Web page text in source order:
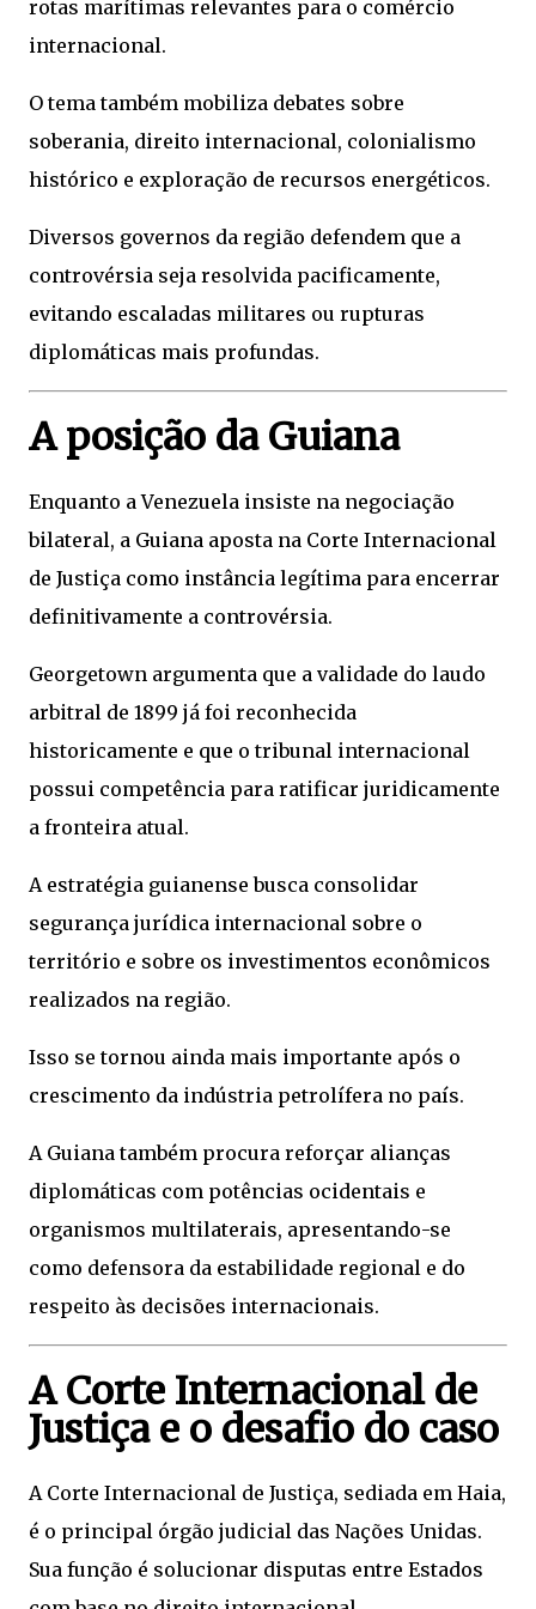
rotas marítimas relevantes para o comércio
internacional.
O tema também mobiliza debates sobre
soberania, direito internacional, colonialismo
histórico e exploração de recursos energéticos.
Diversos governos da região defendem que a
controvérsia seja resolvida pacificamente,
evitando escaladas militares ou rupturas
diplomáticas mais profundas.
A posição da Guiana
Enquanto a Venezuela insiste na negociação
bilateral, a Guiana aposta na Corte Internacional
de Justiça como instância legítima para encerrar
definitivamente a controvérsia.
Georgetown argumenta que a validade do laudo
arbitral de 1899 já foi reconhecida
historicamente e que o tribunal internacional
possui competência para ratificar juridicamente
a fronteira atual.
A estratégia guianense busca consolidar
segurança jurídica internacional sobre o
território e sobre os investimentos econômicos
realizados na região.
Isso se tornou ainda mais importante após o
crescimento da indústria petrolífera no país.
A Guiana também procura reforçar alianças
diplomáticas com potências ocidentais e
organismos multilaterais, apresentando-se
como defensora da estabilidade regional e do
respeito às decisões internacionais.
A Corte Internacional de
Justiça e o desafio do caso
A Corte Internacional de Justiça, sediada em Haia,
é o principal órgão judicial das Nações Unidas.
Sua função é solucionar disputas entre Estados